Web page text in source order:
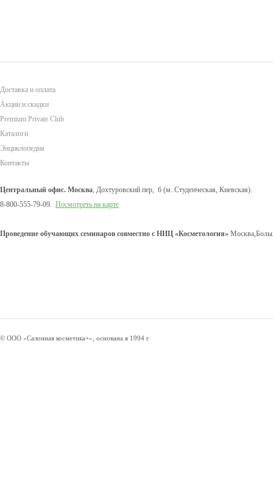
Доставка и оплата
Акции и скидки
Premium Private Club
Каталоги
Энциклопедия
Контакты
Центральный офис. Москва, Дохтуровский пер, 6 (м. Студенческая, Киевская).
8-800-555-79-09. Посмотреть на карте
Проведение обучающих семинаров совместно с НИЦ «Косметология»
© ООО «Салонная косметика+», основана в 1994 г